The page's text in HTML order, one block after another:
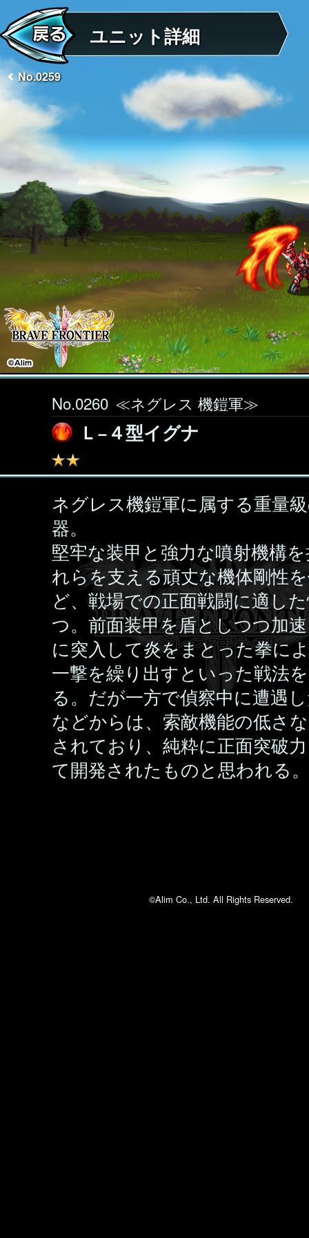
ユニット詳細
No.0259
No.0260 ≪ネグレス 機鎧軍≫
Ｌ−４型イグナ
ネグレス機鎧軍に属する重量
器。
堅牢な装甲と強力な噴射機構
れらを支える頑丈な機体剛性
ど、戦場での正面戦闘に適し
つ。前面装甲を盾としつつ加
に突入して炎をまとった拳に
一撃を繰り出すといった戦法
る。だが一方で偵察中に遭遇
などからは、索敵機能の低さ
されており、純粋に正面突破
て開発されたものと思われる。
©Alim Co., Ltd. All Rights Reserved.